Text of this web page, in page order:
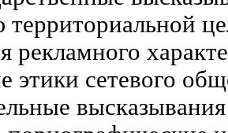
рекламного
этики сетевого